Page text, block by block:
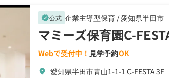
verified公式 企業主導型保育 /愛知県半田市
マミーズ保育園C-
Webで受付中！ 見学予約OK
location_on 愛知県半田市青山1-1-1 C-FESTA 3F